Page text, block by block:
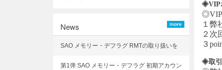
more
News
SAO メモリー・デフラグ RMTの取り扱いを
第1弹 SAO メモリー・デフラグ 初期アカウン
◈VIP
◎VIP
１弊
２次
３
◈取